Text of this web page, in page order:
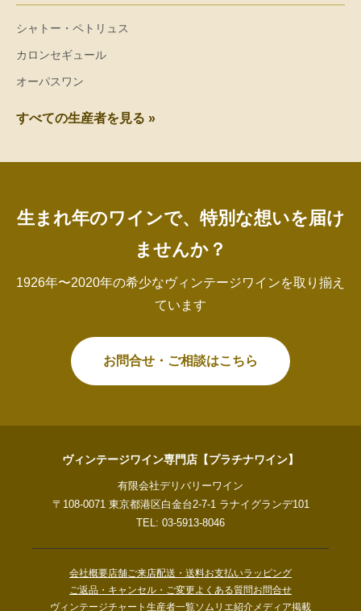
シャトー・ペトリュス
カロンセギュール
オーパスワン
すべての生産者を見る »
生まれ年のワインで、特別な想いを届け
ませんか？
1926年〜2020年の希少なヴィンテージワインを取り揃え
ています
お問合せ・ご相談はこちら
ヴィンテージワイン専門店【プラチナワイン】
有限会社デリバリーワイン
〒108-0071 東京都港区白金台2-7-1 ラナイグランデ101
TEL: 03-5913-8046
会社概要店舗ご来店配送・送料お支払いラッピング
ご返品・キャンセル・ご変更よくある質問お問合せ
ヴィンテージチャート 生産者一覧ソムリエ紹介メディア掲載